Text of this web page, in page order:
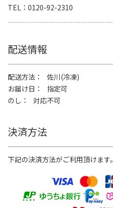
TEL
0120-92-2310
配送情報
配送方法
佐川(冷凍)
お届け日
指定可
のし
対応不可
決済方法
下記の決済方法がご利用頂けます。